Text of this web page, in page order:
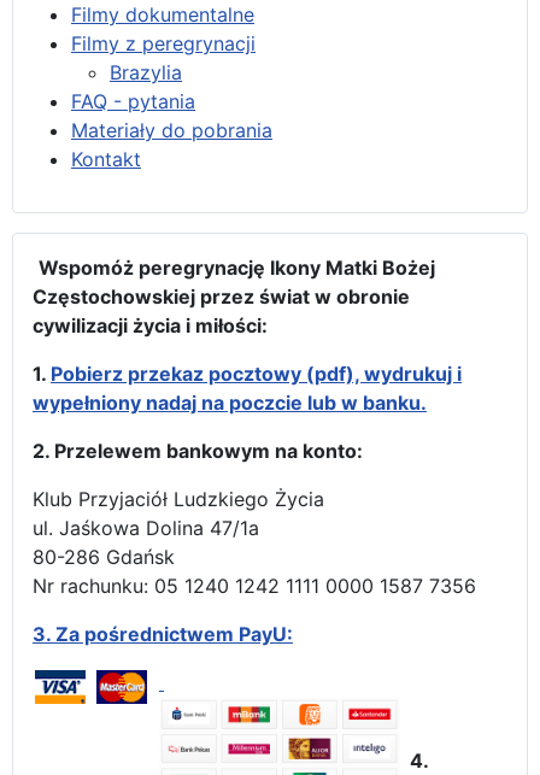
Filmy dokumentalne
Filmy z peregrynacji
Brazylia
FAQ - pytania
Materiały do pobrania
Kontakt
Wspomóż peregrynację Ikony Matki Bożej
Częstochowskiej przez świat w obronie
cywilizacji życia i miłości:
1. Pobierz przekaz pocztowy (pdf), wydrukuj i
wypełniony nadaj na poczcie lub w banku.
2. Przelewem bankowym na konto:
Klub Przyjaciół Ludzkiego Życia
ul. Jaśkowa Dolina 47/1a
80-286 Gdańsk
Nr rachunku: 05 1240 1242 1111 0000 1587 7356
3. Za pośrednictwem PayU:
4.